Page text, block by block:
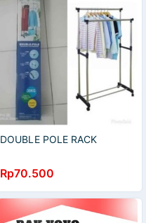
DOUBLE POLE RACK
Rp70.500